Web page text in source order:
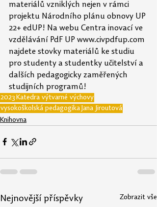
materiálů vzniklých nejen v rámci
projektu Národního plánu obnovy UP
22+ edUP! Na webu Centra inovací ve
vzdělávání PdF UP www.civpdfup.com
najdete stovky materiálů ke studiu
pro studenty a studentky učitelství a
dalších pedagogicky zaměřených
studijních programů!
2023 Katedra výtvarné výchovy
vysokoškolská pedagogika Jana Jiroutová
Knihovna
Nejnovější příspěvky Zobrazit vše